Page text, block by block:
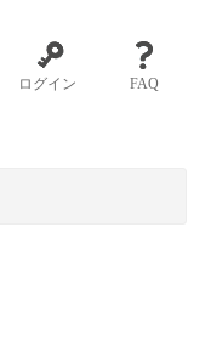
ログイン FAQ